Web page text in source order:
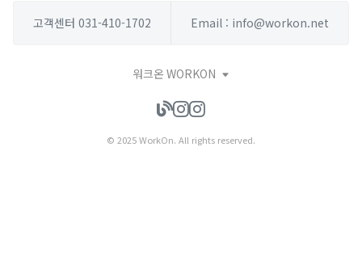
고객센터 031-410-1702 Email : info@workon.net
워크온 WORKON
© 2025 WorkOn. All rights reserved.